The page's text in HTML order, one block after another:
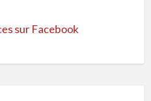
sur Facebook